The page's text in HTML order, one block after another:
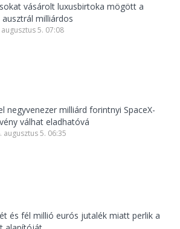
vásárolt luxusbirtoka mögött a
milliárdos
5. 07:08
negyvenezer milliárd forintnyi SpaceX-
válhat eladhatóvá
augusztus 5. 06:35
és fél millió eurós jutalék miatt perlik a